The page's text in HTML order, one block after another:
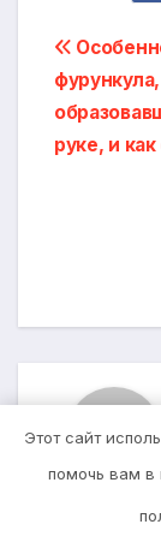
по
фурункула,
руке, и
Этот сайт
помочь вам в